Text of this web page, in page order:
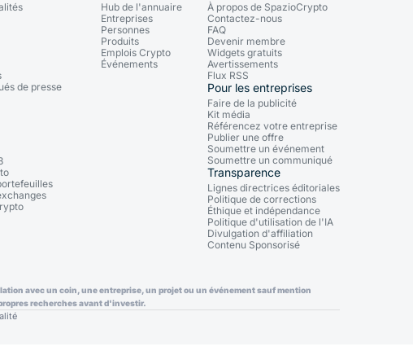
de presse
Hub de l'annuaire
Entreprises
Personnes
Produits
Emplois Crypto
Événements
À propos de SpazioCrypto
Contactez-nous
FAQ
Devenir membre
Widgets gratuits
Avertissements
Flux RSS
Pour les entreprises
Faire de la publicité
Kit média
Référencez votre entreprise
Publier une offre
Soumettre un événement
Soumettre un communiqué
Transparence
Lignes directrices éditoriales
Politique de corrections
Éthique et indépendance
Politique d'utilisation de l'IA
Divulgation d'affiliation
Contenu Sponsorisé
avec un coin, une entreprise, un projet ou un événement sauf mention
recherches avant d'investir.